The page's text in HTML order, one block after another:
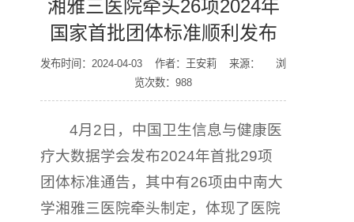
湘雅三医院牵头26项2024年
国家首批团体标准顺利发布
发布时间：2024-04-03 作者：王安莉 来源： 浏
览次数：988
4月2日，中国卫生信息与健康医
疗大数据学会发布2024年首批29项
团体标准通告，其中有26项由中南大
学湘雅三医院牵头制定，体现了医院